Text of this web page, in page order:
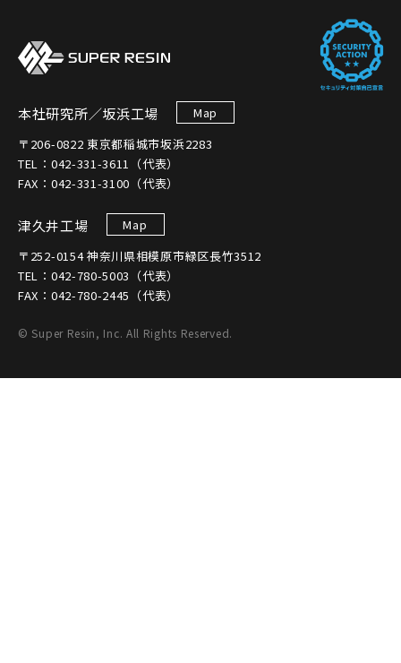
本社研究所／坂浜工場
Map
〒206-0822 東京都稲城市坂浜2283
TEL：042-331-3611（代表）
FAX：042-331-3100（代表）
津久井工場
Map
〒252-0154 神奈川県相模原市緑区長竹3512
TEL：042-780-5003（代表）
FAX：042-780-2445（代表）
© Super Resin, Inc. All Rights Reserved.